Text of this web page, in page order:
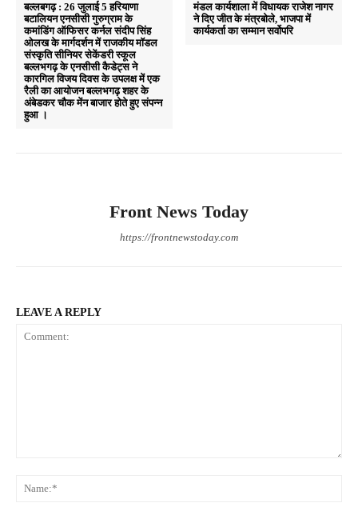
बल्लबगढ़ : 26 जुलाई 5 हरियाणा
बटालियन एनसीसी गुरुग्राम के
कमांडिंग ऑफिसर कर्नल संदीप सिंह
ओलख के मार्गदर्शन में राजकीय मॉडल
संस्कृति सीनियर सेकेंडरी स्कूल
बल्लभगढ़ के एनसीसी कैडेट्स ने
कारगिल विजय दिवस के उपलक्ष में एक
रैली का आयोजन बल्लभगढ़ शहर के
अंबेडकर चौक मेंन बाजार होते हुए संपन्न
हुआ ।
मंडल कार्यशाला में विधायक राजेश नागर
ने दिए जीत के मंत्रबोले, भाजपा में
कार्यकर्ता का सम्मान सर्वोपरि
Front News Today
https://frontnewstoday.com
LEAVE A REPLY